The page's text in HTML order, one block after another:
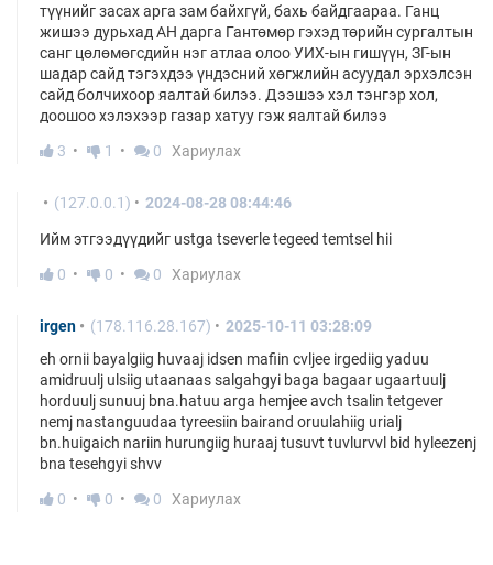
түүнийг засах арга зам байхгүй, бахь байдгаараа. Ганц
жишээ дурьхад АН дарга Гантөмөр гэхэд төрийн сургалтын
санг цөлөмөгсдийн нэг атлаа олоо УИХ-ын гишүүн, ЗГ-ын
шадар сайд тэгэхдээ үндэсний хөгжлийн асуудал эрхэлсэн
сайд болчихоор яалтай билээ. Дээшээ хэл тэнгэр хол,
доошоо хэлэхээр газар хатуу гэж яалтай билээ
3
1 0 Хариулах
(127.0.0.1) 2024-08-28 08:44:46
Ийм этгээдүүдийг ustga tseverle tegeed temtsel hii
0
0 0 Хариулах
irgen (178.116.28.167)
2025-10-11 03:28:09
eh ornii bayalgiig huvaaj idsen mafiin cvljee irgediig yaduu
amidruulj ulsiig utaanaas salgahgyi baga bagaar ugaartuulj
horduulj sunuuj bna.hatuu arga hemjee avch tsalin tetgever
nemj nastanguudaa tyreesiin bairand oruulahiig urialj
bn.huigaich nariin hurungiig huraaj tusuvt tuvlurvvl bid hyleezenj
bna tesehgyi shvv
0
0 0 Хариулах